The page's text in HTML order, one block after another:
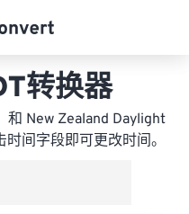
转换器
和 New Zealand Daylight
间字段即可更改时间。